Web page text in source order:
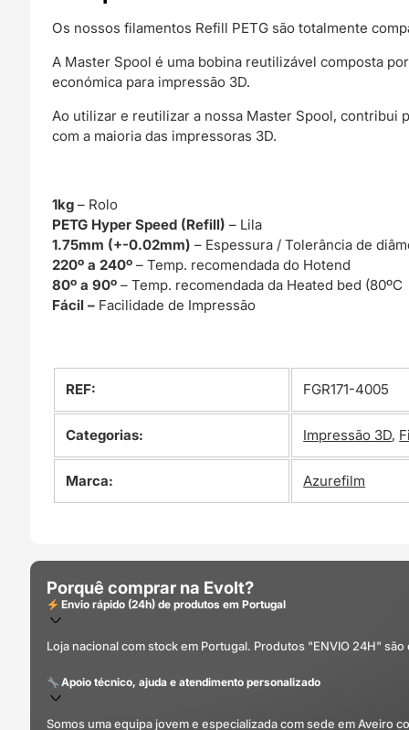
Os nossos filamentos Refill PETG são totalmente
A Master Spool é uma bobina reutilizável composta
económica para impressão 3D.
Ao utilizar e reutilizar a nossa Master Spool, contribui
com a maioria das impressoras 3D.
1kg – Rolo
PETG Hyper Speed (Refill)– Lila
1.75mm (+-0.02mm)– Espessura / Tolerância de
220º a 240º– Temp. recomendada do Hotend
80º a 90º– Temp. recomendada da Heated bed
Fácil – Facilidade de Impressão
REF: FGR171-4005
Categorias: Impressão 3D,
Marca: Azurefilm
Porquê comprar na Evolt?
Envio rápido (24h) de produtos em Portugal
Loja nacional com stock em Portugal. Produtos "ENVIO 24H"
Apoio técnico, ajuda e atendimento personalizado
Somos uma equipa jovem e especializada com sede em Aveiro